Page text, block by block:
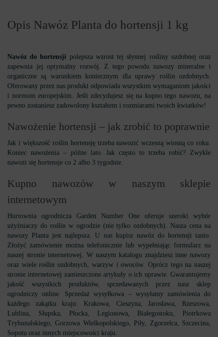
Opis Nawóz Planta do hortensji 1 kg
Nawóz do hortensji polepsza wzrost tej słynnej rośliny ozdobnej oraz
zapewnia jej optymalny rozwój. Z tego powodu nawozy mineralne i
organiczne są warunkiem koniecznym dla uprawy roślin ozdobnych.
Oferowany przez nas produkt odpowiada wszystkim wymaganiom jakości
i normom europejskim. Jeśli zdecydujesz się na kupno tego nawozu, na
pewno zostaniesz zadowolony kształtem i rozmiarami twoich kwiatków!
Nawożenie hortensji – jak zrobić to poprawnie
Jak i większość roślin hortensję trzeba nawozić wczesną wiosną co roku.
Koniec nawożenia – późne lato. Jak często to trzeba robić? Zwykle
nawozi się hortensje co 2 albo 3 tygodnie.
Kupno nawozów w naszym sklepie
internetowym
Hurtownia ogrodnicza Garden Number One oferuje szeroki wybór
użyźniaczy do roślin w ogrodzie (nie tylko ozdobnych). Nasza cena na
nawozy Planta jest najlepsza. U nas kupisz nawóz do hortensji tanio.
Złożyć zamówienie można telefonicznie lub wypełniając formularz na
naszej stronie internetowej. W naszym katalogu znajdziesz inne nawozy
oraz wiele roślin ozdobnych, warzyw i owoców. Oprócz tego na naszej
stronie internetowej zamieszczone artykuły o ich uprawie. Gwarantujemy
jakość wszystkich produktów, sprzedawanych przez nasz sklep
ogrodniczy online. Sprzedaż wysyłkowa – wysyłamy zamówienia do
każdego zakątku kraju: Krakowa, Cieszyna, Jarosława, Rzeszowa,
Lublina, Słupska, Płocka, Legionowa, Białegostoku, Piotrkowa
Trybunalskiego, Gorzowa Wielkopolskiego, Piły, Zgorzelca, Szczecina,
Sopotu oraz innych miejscowości kraju.